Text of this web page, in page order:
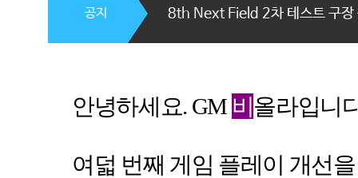
8th Next Field 2차 테스트 구장
공지
안녕하세요. GM 비올라입니
여덟 번째 게임 플레이 개선